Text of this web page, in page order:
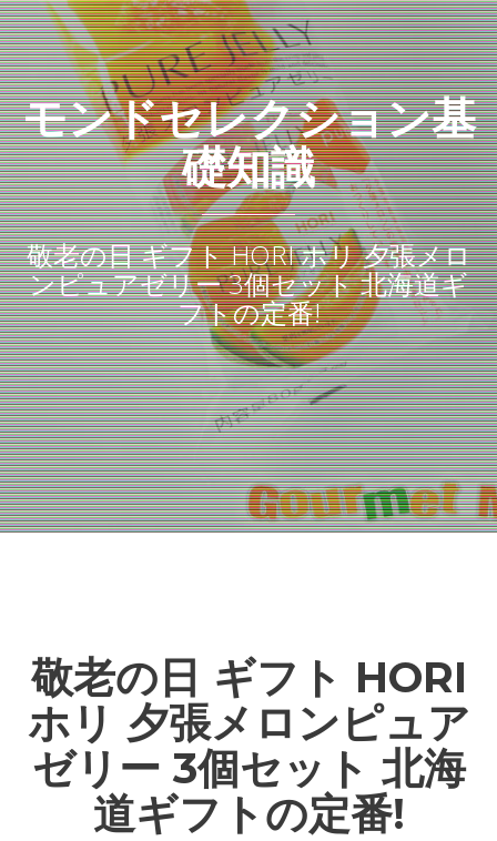
モンドセレクション基
礎知識
敬老の日 ギフト HORI ホリ 夕張メロ
ンピュアゼリー 3個セット 北海道ギ
フトの定番!
敬老の日 ギフト HORI
ホリ 夕張メロンピュア
ゼリー 3個セット 北海
道ギフトの定番!